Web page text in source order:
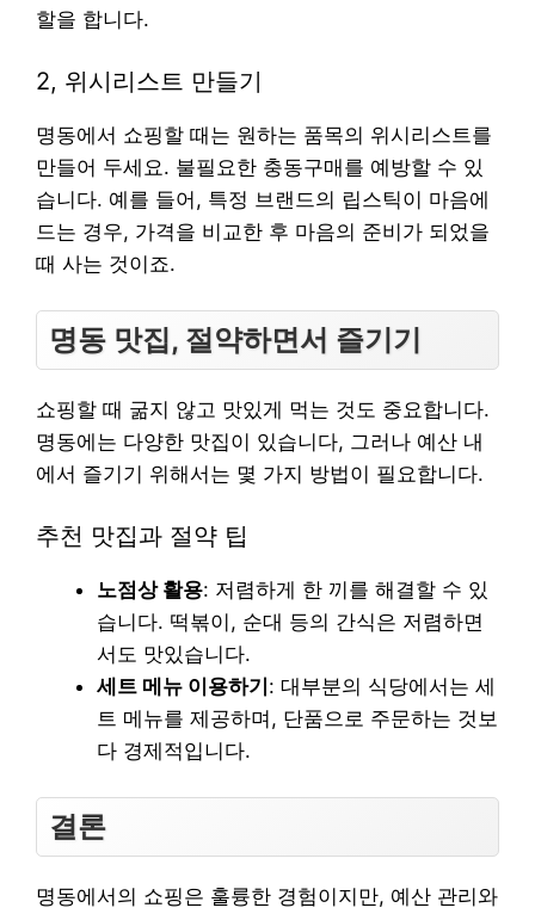
할을 합니다.
2, 위시리스트 만들기
명동에서 쇼핑할 때는 원하는 품목의 위시리스트를
만들어 두세요. 불필요한 충동구매를 예방할 수 있
습니다. 예를 들어, 특정 브랜드의 립스틱이 마음에
드는 경우, 가격을 비교한 후 마음의 준비가 되었을
때 사는 것이죠.
명동 맛집, 절약하면서 즐기기
쇼핑할 때 굶지 않고 맛있게 먹는 것도 중요합니다.
명동에는 다양한 맛집이 있습니다, 그러나 예산 내
에서 즐기기 위해서는 몇 가지 방법이 필요합니다.
추천 맛집과 절약 팁
노점상 활용: 저렴하게 한 끼를 해결할 수 있
습니다. 떡볶이, 순대 등의 간식은 저렴하면
서도 맛있습니다.
세트 메뉴 이용하기: 대부분의 식당에서는 세
트 메뉴를 제공하며, 단품으로 주문하는 것보
다 경제적입니다.
결론
명동에서의 쇼핑은 훌륭한 경험이지만, 예산 관리와